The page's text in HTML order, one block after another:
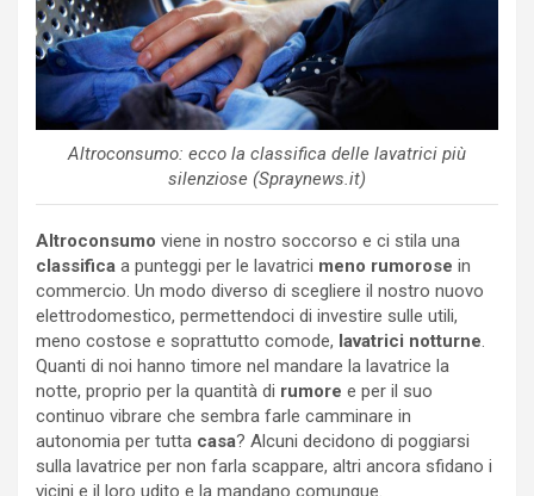
Altroconsumo: ecco la classifica delle lavatrici più
silenziose (Spraynews.it)
Altroconsumo viene in nostro soccorso e ci stila una
classifica a punteggi per le lavatrici meno rumorose in
commercio. Un modo diverso di scegliere il nostro nuovo
elettrodomestico, permettendoci di investire sulle utili,
meno costose e soprattutto comode, lavatrici notturne.
Quanti di noi hanno timore nel mandare la lavatrice la
notte, proprio per la quantità di rumore e per il suo
continuo vibrare che sembra farle camminare in
autonomia per tutta casa? Alcuni decidono di poggiarsi
sulla lavatrice per non farla scappare, altri ancora sfidano i
vicini e il loro udito e la mandano comunque.